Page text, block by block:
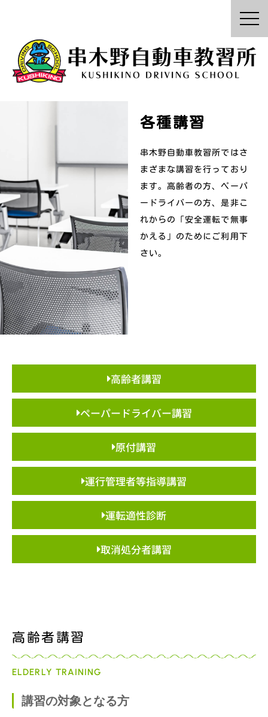
各種講習
串木野自動車教習所ではさ
まざまな講習を行っており
ます。 高齢者の方、ペーパ
ードライバーの方、是非こ
れからの「安全運転で無事
かえる」のために ご利用下
さい。
高齢者講習
ペーパードライバー講習
原付講習
運行管理者等指導講習
運転適性診断
取消処分者講習
高齢者講習
ELDERLY TRAINING
講習の対象となる方